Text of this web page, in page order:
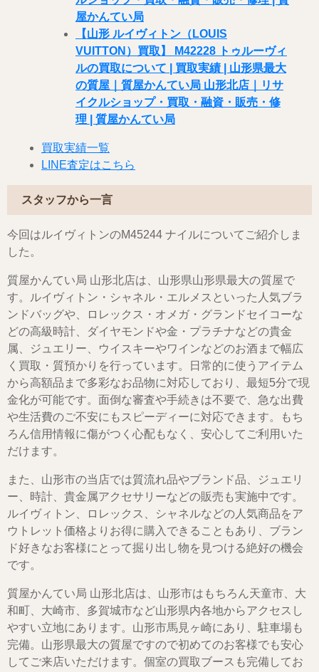
屋かんてい局
【山形 ルイヴィトン（LOUIS
VUITTON）買取】 M42228 トゥルーヴィ
ルの買取について | 買取実績 | 山形県最大
の質屋｜質屋かんてい局 山形北店｜リサ
イクルショップ・買取・融資・販売・修
理 | 質屋かんてい局
買取実績一覧
LINE査定はこちら
スタッフから一言
今回はルイヴィトンのM45244 ナイルについてご紹介しま
した。
質屋かんてい局 山形北店は、山形県山形県最大の質屋で
す。ルイヴィトン・シャネル・エルメスといった人気ブラ
ンドバッグや、ロレックス・オメガ・グランドセイコーな
どの高級時計、ダイヤモンドや金・プラチナなどの貴金
属、ジュエリー、ウイスキーやワインなどのお酒まで幅広
く買取・質預かりを行っています。日常的に使うアイテム
から高額品まで多彩なお品物に対応しており、最短5分で現
金化が可能です。面倒な審査や手続きは不要で、急な出費
や生活費のご不安にもスピーディーに対応できます。もち
ろん信用情報に傷がつく心配もなく、安心してご利用いた
だけます。
また、山形市の当店では質流れ品やブランド品、ジュエリ
ー、時計、貴金属アクセサリーなどの販売も実施中です。
ルイヴィトン、ロレックス、シャネルなどの人気商品をア
ウトレット価格よりお得に購入できることもあり、ブラン
ド好きなお客様にとって掘り出し物を見つける絶好の機会
です。
質屋かんてい局 山形北店は、山形市はもちろん天童市、大
和町、大崎市、多賀城市など山形県内各地からアクセスし
やすい立地にあります。山形市馬見ヶ崎にあり、駐車場も
完備。山形県最大の質屋ですので初めてのお客様でも安心
してご来店いただけます。個室の買取ブースも完備してお